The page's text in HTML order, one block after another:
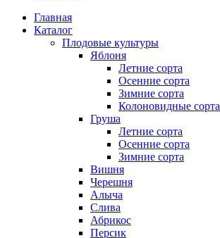
Главная
Каталог
Плодовые культуры
Яблоня
Летние сорта
Осенние сорта
Зимние сорта
Колоновидные сорта
Груша
Летние сорта
Осенние сорта
Зимние сорта
Вишня
Черешня
Алыча
Слива
Абрикос
Персик